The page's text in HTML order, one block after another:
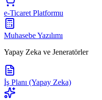
e-Ticaret Platformu
Muhasebe Yazılımı
Yapay Zeka ve Jeneratörler
İş Planı (Yapay Zeka)